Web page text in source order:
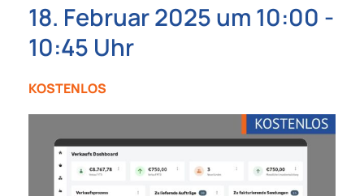
18. Februar 2025 um 10:00 -
10:45
KOSTENLOS